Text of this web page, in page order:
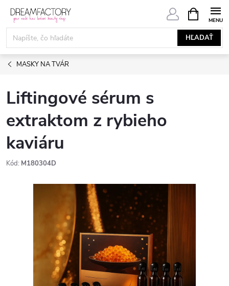
Prejsť
obsah
HĽADAŤ
KOŠÍK
MASKY NA TVÁR
Liftingové sérum s
extraktom z rybieho
kaviáru
Kód: M180304D